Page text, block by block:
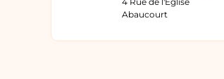
Abaucourt